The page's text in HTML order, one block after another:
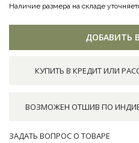
Наличие размера на складе
ДОБАВИТЬ
КУПИТЬ В КРЕДИТ ИЛИ
ВОЗМОЖЕН ОТШИВ ПО
ЗАДАТЬ ВОПРОС О ТОВАРЕ